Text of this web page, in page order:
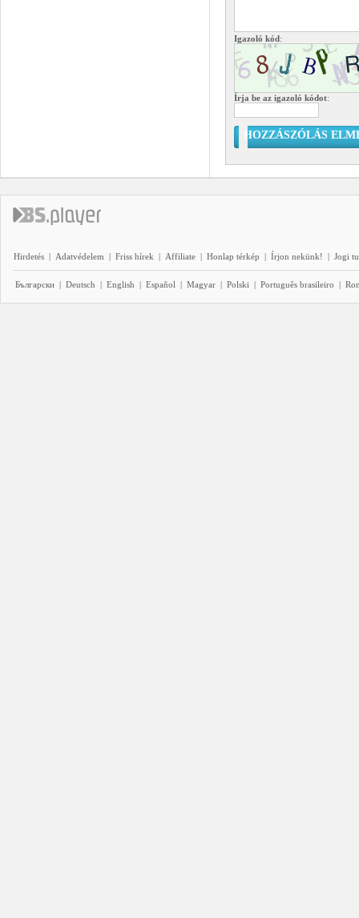
Igazoló kód:
Írja be az igazoló kódot:
HOZZÁSZÓLÁS
Hirdetés | Adatvédelem | Friss hírek | Affiliate | Honlap térkép | Írjon nekünk! | Jogi
Български | Deutsch | English | Español | Magyar | Polski | Português brasileiro |